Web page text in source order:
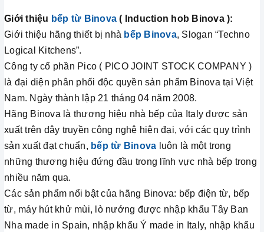
Giới thiệu bếp từ Binova( Induction hob Binova ):
Giới thiệu hãng thiết bị nhà bếp Binova, Slogan “Techno
Logical Kitchens”.
Công ty cổ phần Pico ( PICO JOINT STOCK COMPANY )
là đại diện phân phối độc quyền sản phẩm Binova tại Việt
Nam. Ngày thành lập 21 tháng 04 năm 2008.
Hãng Binova là thương hiệu nhà bếp của Italy được sản
xuất trên dây truyền công nghệ hiện đại, với các quy trình
sản xuất đạt chuẩn, bếp từ Binova luôn là một trong
những thương hiệu đứng đầu trong lĩnh vực nhà bếp trong
nhiều năm qua.
Các sản phẩm nổi bật của hãng Binova: bếp điện từ, bếp
từ, máy hút khử mùi, lò nướng được nhập khẩu Tây Ban
Nha made in Spain, nhập khẩu Ý made in Italy, nhập khẩu